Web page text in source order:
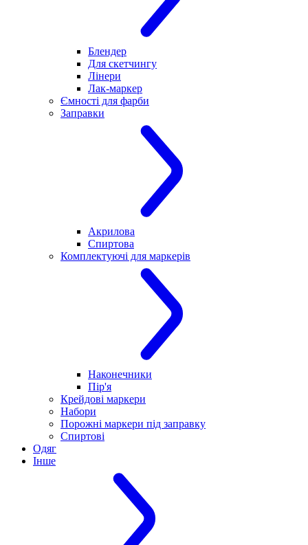
Блендер
Для скетчингу
Лінери
Лак-маркер
Ємності для фарби
Заправки
Акрилова
Спиртова
Комплектуючі для маркерів
Наконечники
Пір'я
Крейдові маркери
Набори
Порожні маркери під заправку
Спиртові
Одяг
Інше